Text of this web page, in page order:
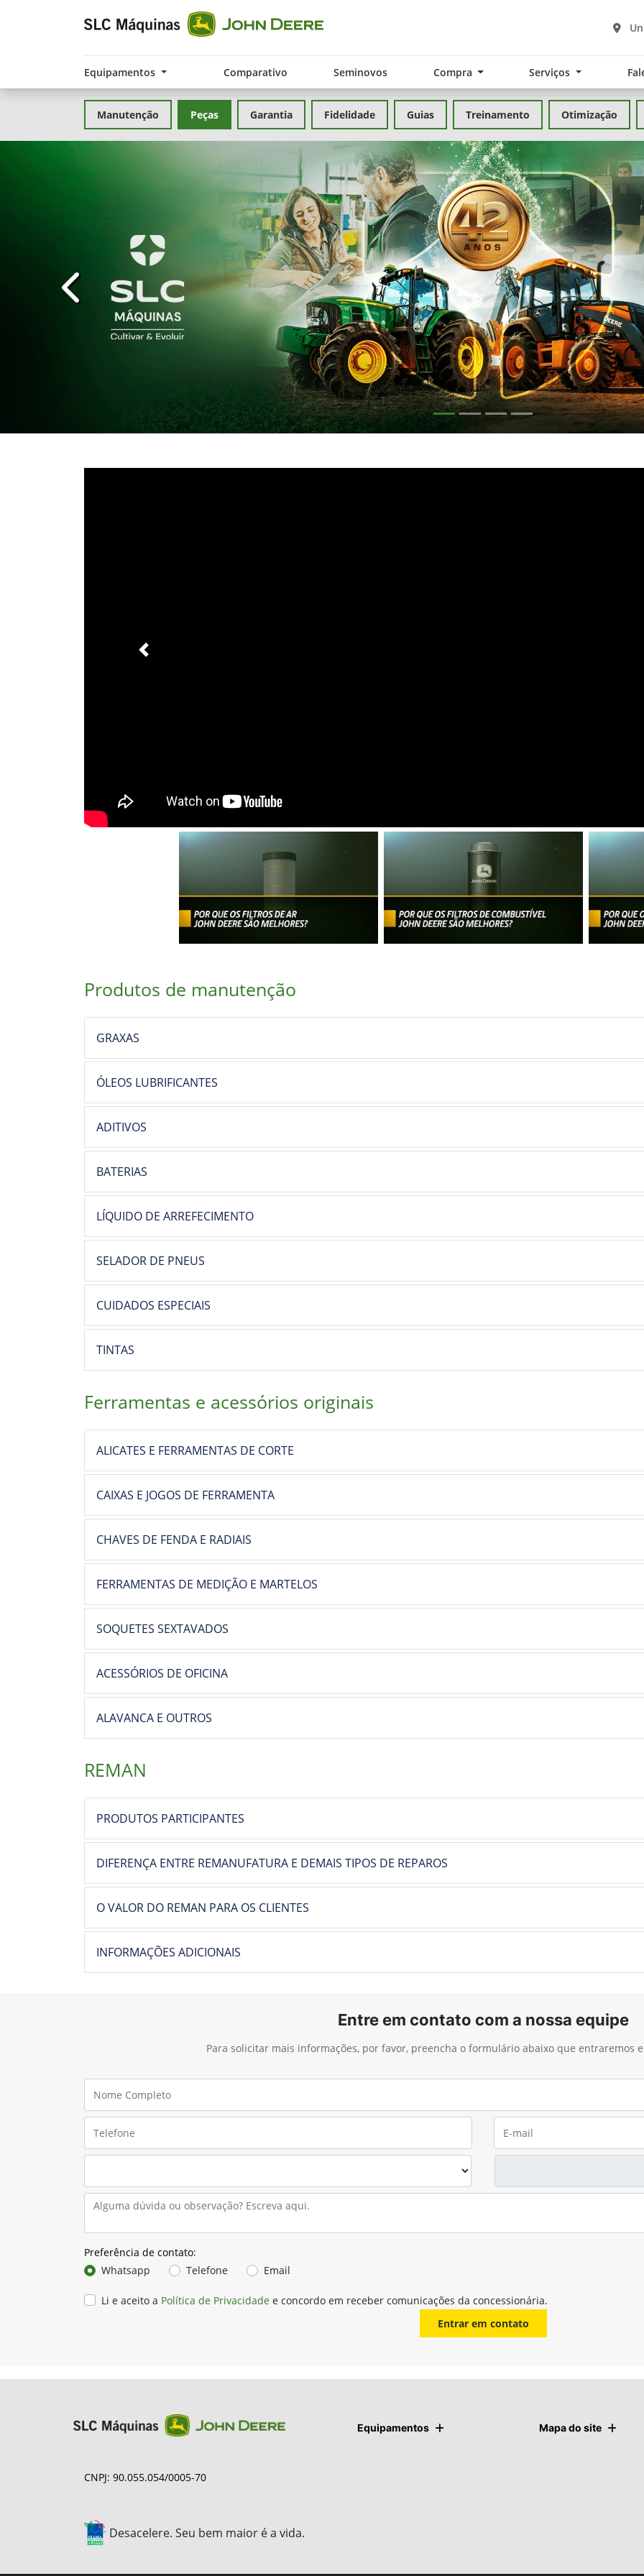
Equipamentos Comparativo Seminovos Compra Serviços
Manutenção Peças Garantia Fidelidade Guias Treinamento Otimização
templates.template-01.components.carousel.texts.control_prev
Previous
Produtos de manutenção
GRAXAS
ÓLEOS LUBRIFICANTES
ADITIVOS
BATERIAS
LÍQUIDO DE ARREFECIMENTO
SELADOR DE PNEUS
CUIDADOS ESPECIAIS
TINTAS
Ferramentas e acessórios originais
ALICATES E FERRAMENTAS DE CORTE
CAIXAS E JOGOS DE FERRAMENTA
CHAVES DE FENDA E RADIAIS
FERRAMENTAS DE MEDIÇÃO E MARTELOS
SOQUETES SEXTAVADOS
ACESSÓRIOS DE OFICINA
ALAVANCA E OUTROS
REMAN
PRODUTOS PARTICIPANTES
DIFERENÇA ENTRE REMANUFATURA E DEMAIS TIPOS DE REPAROS
O VALOR DO REMAN PARA OS CLIENTES
INFORMAÇÕES ADICIONAIS
Entre em contato com a nossa equipe
Para solicitar mais informações, por favor, preencha o formulário abaixo que entraremos
Preferência de contato:
Whatsapp
Telefone Email
Li e aceito a Política de Privacidade e concordo em receber comunicações da concessionária.
Entrar em contato
Equipamentos Mapa do site
CNPJ: 90.055.054/0005-70
Desacelere. Seu bem maior é a vida.